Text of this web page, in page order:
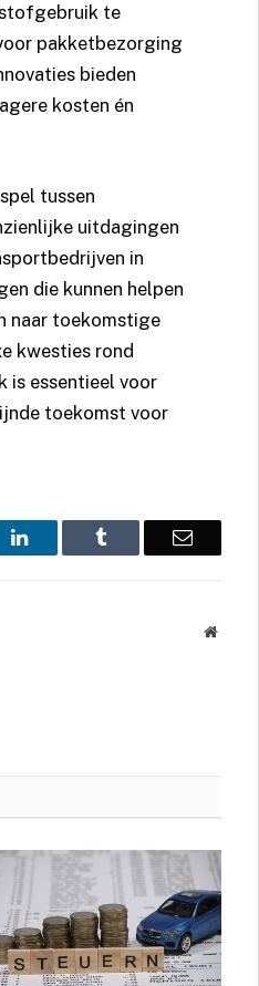
te
pakketbezorging
bieden
kosten én
tussen
uitdagingen
in
die kunnen helpen
naar toekomstige
kwesties rond
is essentieel voor
toekomst voor
LinkedIn Tumblr Email
Website